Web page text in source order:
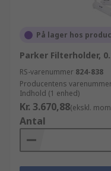
På lager hos
Parker Filterholder,
RS-varenummer 824-838
Producentens
Indhold (1 enhed)
Kr. 3.670,88(ekskl.
Antal